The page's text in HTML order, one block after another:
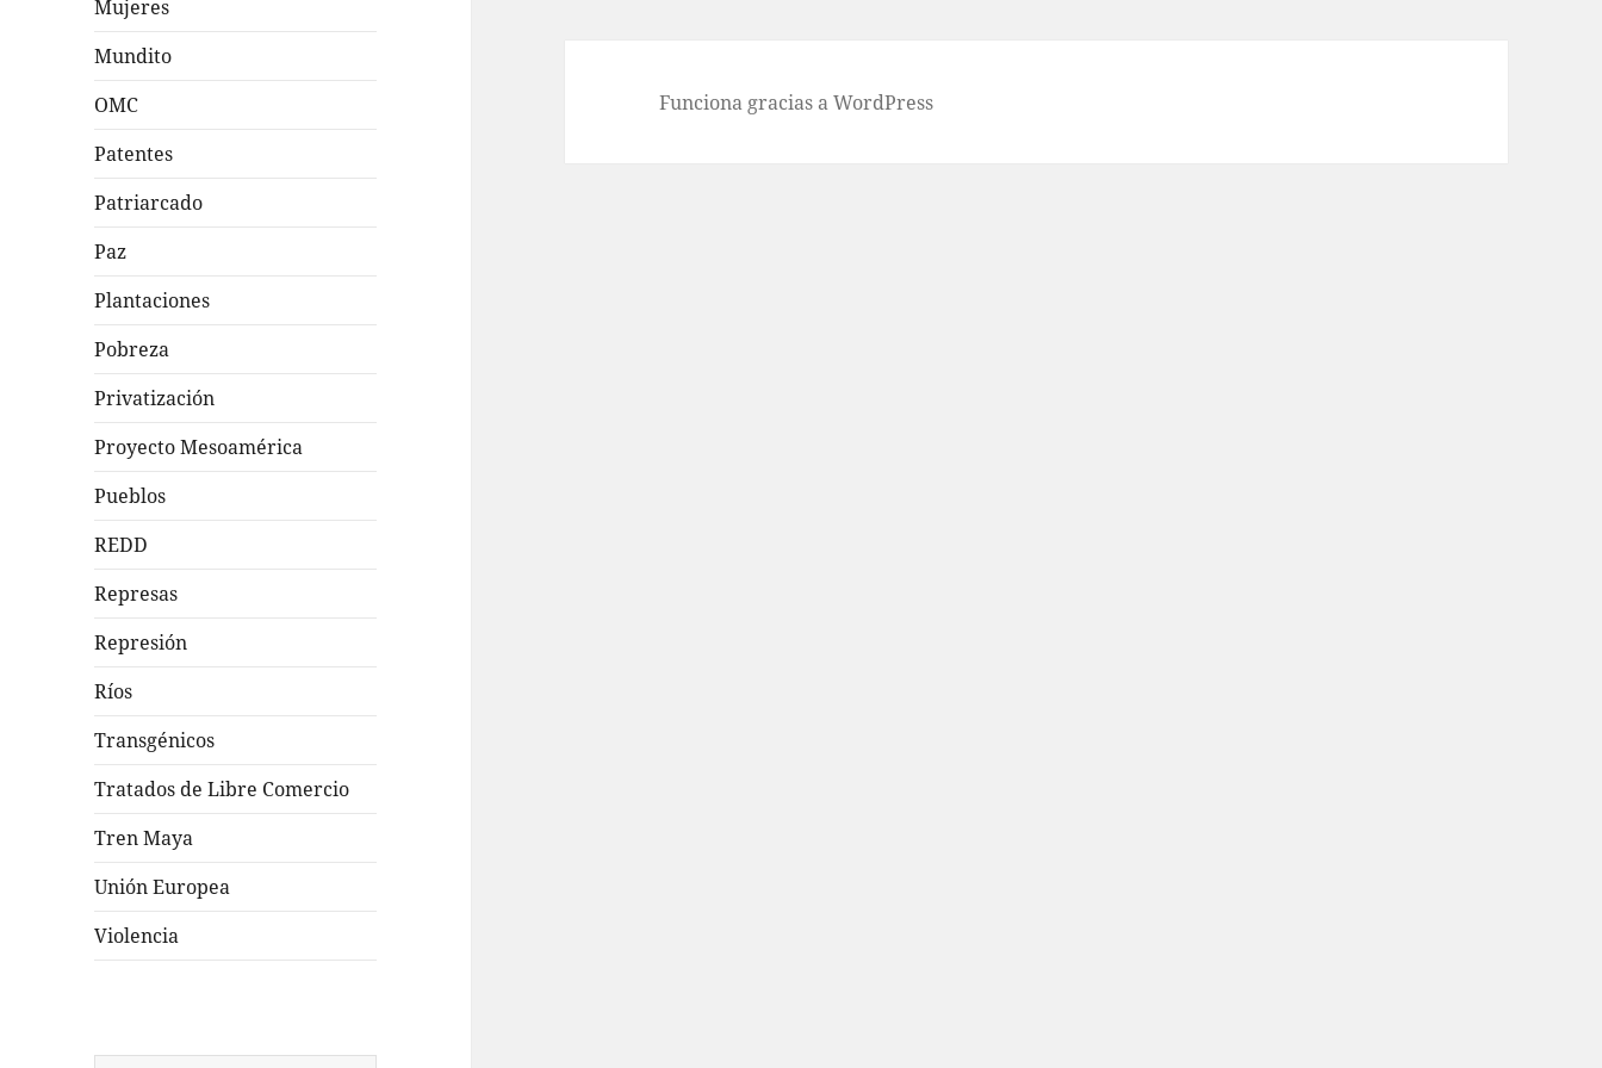
Mujeres
Mundito
OMC
Patentes
Patriarcado
Paz
Plantaciones
Pobreza
Privatización
Proyecto Mesoamérica
Pueblos
REDD
Represas
Represión
Ríos
Transgénicos
Tratados de Libre Comercio
Tren Maya
Unión Europea
Violencia
Funciona gracias a WordPress